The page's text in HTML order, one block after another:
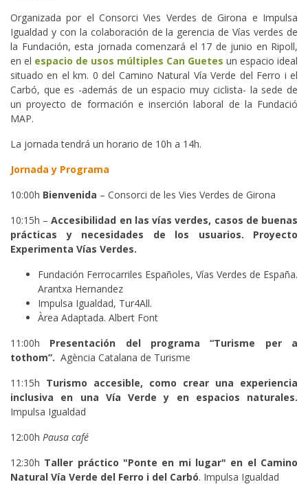
Organizada por el Consorci Vies Verdes de Girona e Impulsa
Igualdad y con la colaboración de la gerencia de Vías verdes de
la Fundación, esta jornada comenzará el 17 de junio en Ripoll,
en el espacio de usos múltiples Can Guetes un espacio ideal
situado en el km. 0 del Camino Natural Vía Verde del Ferro i el
Carbó, que es -además de un espacio muy ciclista- la sede de
un proyecto de formación e inserción laboral de la Fundació
MAP.
La jornada tendrá un horario de 10h a 14h.
Jornada y Programa
10:00h Bienvenida – Consorci de les Vies Verdes de Girona
10:15h –Accesibilidad en las vías verdes, casos de buenas
prácticas y necesidades de los usuarios. Proyecto
Experimenta Vías Verdes.
Fundación Ferrocarriles Españoles, Vías Verdes de España.
Arantxa Hernandez
Impulsa Igualdad, Tur4All.
Àrea Adaptada. Albert Font
11:00h Presentación del programa “Turisme per a
tothom”. Agència Catalana de Turisme
11:15h Turismo accesible, como crear una experiencia
inclusiva en una Vía Verde y en espacios naturales.
Impulsa Igualdad
12:00h Pausa café
12:30h Taller práctico "Ponte en mi lugar" en el Camino
Natural Vía Verde del Ferro i del Carbó. Impulsa Igualdad